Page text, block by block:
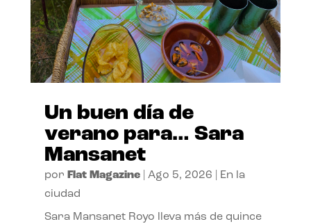
Un buen día de
verano para… Sara
Mansanet
por Flat Magazine| Ago 5, 2026
En la
ciudad
Sara Mansanet Royo lleva más de quince